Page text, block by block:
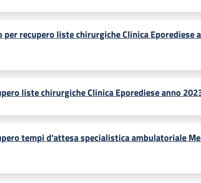
recupero liste chirurgiche Clinica Eporediese
liste chirurgiche Clinica Eporediese anno
tempi d'attesa specialistica ambulatoriale